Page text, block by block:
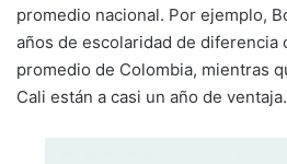
promedio nacional. Por ejemplo,
años de escolaridad de diferencia
promedio de Colombia, mientras
Cali están a casi un año de ventaja.